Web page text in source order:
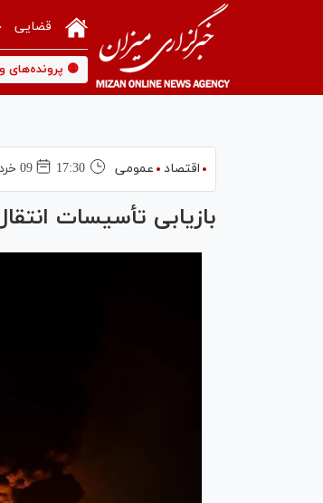
قضایی
🟡 پرونده‌های
اقتصاد عمومی 17:30 09 خرداد 1405
بازیابی تأسیسات